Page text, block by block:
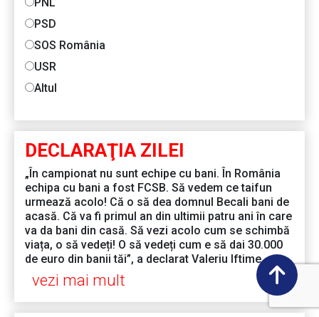
PSD
SOS România
USR
Altul
DECLARAŢIA ZILEI
„În campionat nu sunt echipe cu bani. În România
echipa cu bani a fost FCSB. Să vedem ce taifun
urmează acolo! Că o să dea domnul Becali bani de
acasă. Că va fi primul an din ultimii patru ani în care
va da bani din casă. Să vezi acolo cum se schimbă
viața, o să vedeți! O să vedeți cum e să dai 30.000
de euro din banii tăi”, a declarat Valeriu Iftime
vezi mai mult